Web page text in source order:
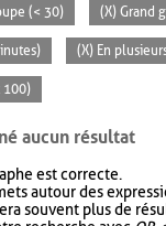
(< 30) (X) Grand
(X) En
100)
aucun résultat
est correcte.
autour des
souvent plus de